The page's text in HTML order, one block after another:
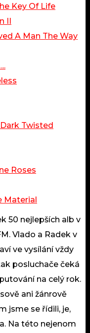
Key Of Life
II
A Man The Way
Twisted
Roses
Material
50 nejlepších alb v
Vlado a Radek v
ve vysílání vždy
posluchače čeká
na celý rok.
ani žánrově
jsme se řídili, je,
Na této nejenom